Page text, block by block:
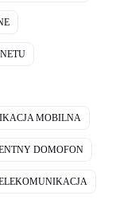
MOBILNA
DOMOFON